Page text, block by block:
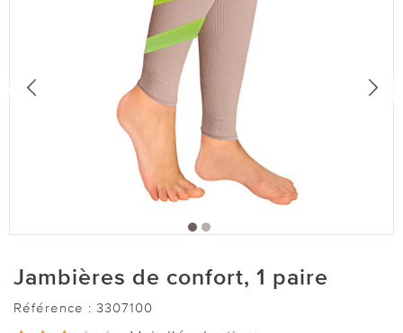
Jambières de confort, 1 paire
Référence : 3307100